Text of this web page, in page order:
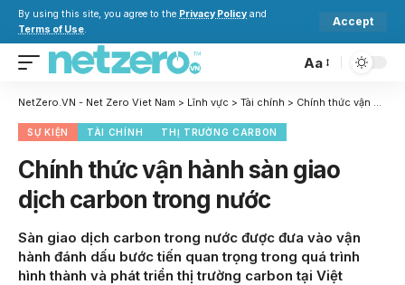
By using this site, you agree to the Privacy Policy and
Terms of Use.
Accept
Aa
NetZero.VN - Net Zero Viet Nam > Lĩnh vực > Tài chính > Chính thức vận hành sàn giao dịch carbon trong nước
SỰ KIỆN TÀI CHÍNH THỊ TRƯỜNG CARBON
Chính thức vận hành sàn giao
dịch carbon trong nước
Sàn giao dịch carbon trong nước được đưa vào vận
hành đánh dấu bước tiến quan trọng trong quá trình
hình thành và phát triển thị trường carbon tại Việt